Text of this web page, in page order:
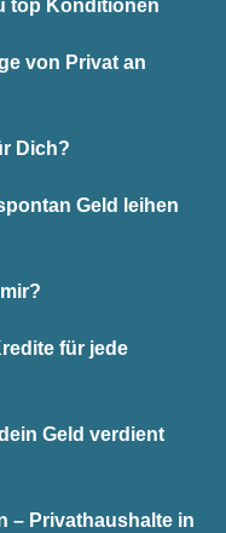
top Konditionen
von Privat an
Dich?
Geld leihen
für jede
Geld verdient
– Privathaushalte in